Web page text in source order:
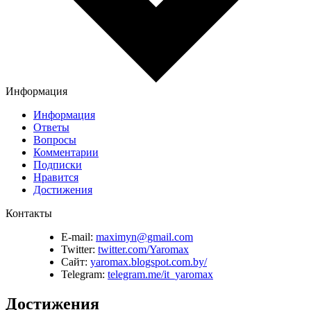
Информация
Информация
Ответы
Вопросы
Комментарии
Подписки
Нравится
Достижения
Контакты
E-mail: maximyn@gmail.com
Twitter: twitter.com/Yaromax
Сайт: yaromax.blogspot.com.by/
Telegram: telegram.me/it_yaromax
Достижения